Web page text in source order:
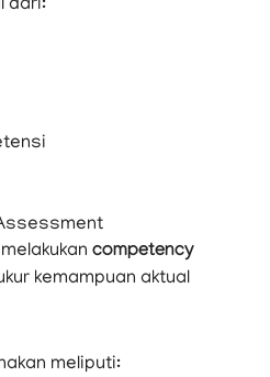
dari:
competency
kemampuan aktual
meliputi: